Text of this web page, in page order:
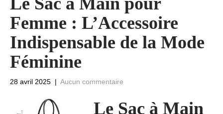
Femme : L’Accessoire
Indispensable de la Mode
Féminine
28 avril 2025 | Aucun commentaire
Le Sac à Main